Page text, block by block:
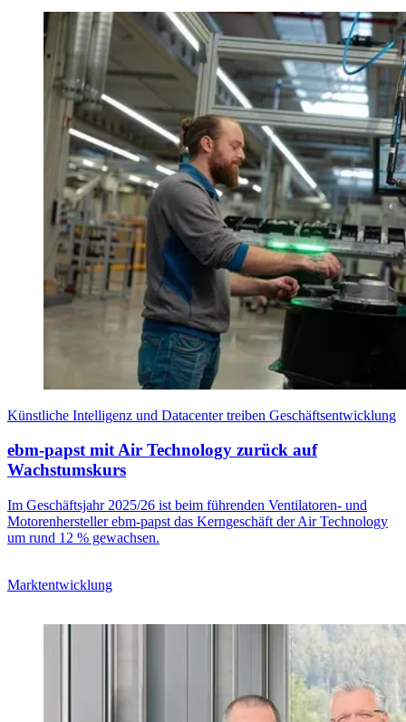
Künstliche Intelligenz und Datacenter treiben Geschäftsentwicklung
ebm-papst mit Air Technology zurück auf
Wachstumskurs
Im Geschäftsjahr 2025/26 ist beim führenden Ventilatoren- und
Motorenhersteller ebm-papst das Kerngeschäft der Air Technology
um rund 12 % gewachsen.
Marktentwicklung